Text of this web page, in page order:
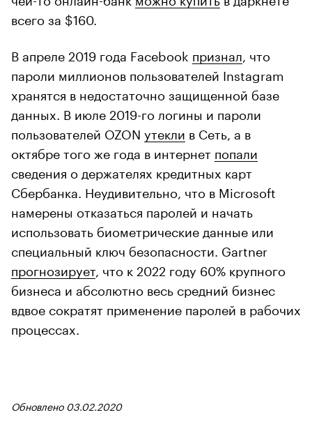
всего за $160.
В апреле 2019 года Facebook признал , что
пароли миллионов пользователей Instagram
хранятся в недостаточно защищенной базе
данных. В июле 2019-го логины и пароли
пользователей OZON утекли в Сеть, а в
октябре того же года в интернет попали
сведения о держателях кредитных карт
Сбербанка. Неудивительно, что в Microsoft
намерены отказаться паролей и начать
использовать биометрические данные или
специальный ключ безопасности. Gartner
прогнозирует, что к 2022 году 60% крупного
бизнеса и абсолютно весь средний бизнес
вдвое сократят применение паролей в рабочих
процессах.
Обновлено 03.02.2020